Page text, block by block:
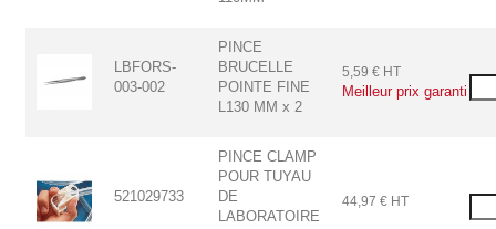
LBFORS-
003-002
PINCE
BRUCELLE
POINTE FINE
L130 MM x 2
5,59 € HT
521029733
PINCE CLAMP
POUR TUYAU
DE
LABORATOIRE
44,97 € HT